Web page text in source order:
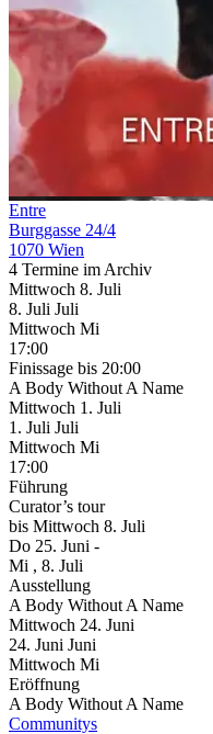
Entre
Burggasse 24/4
1070 Wien
4 Termine im Archiv
Mittwoch 8. Juli
8. Juli Juli
Mittwoch Mi
17:00
Finissage bis 20:00
A Body Without A Name
Mittwoch 1. Juli
1. Juli Juli
Mittwoch Mi
17:00
Führung
Curator’s tour
bis Mittwoch 8. Juli
Do 25. Juni -
Mi , 8. Juli
Ausstellung
A Body Without A Name
Mittwoch 24. Juni
24. Juni Juni
Mittwoch Mi
Eröffnung
A Body Without A Name
Communitys